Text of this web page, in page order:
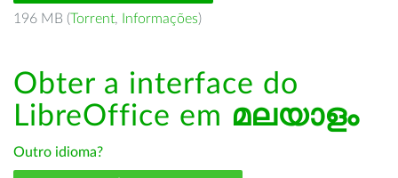
196 MB (Torrent, Informações)
Obter a interface do
LibreOffice em മലയാളം
Outro idioma?